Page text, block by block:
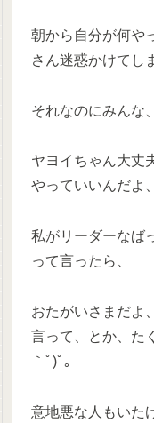
朝から自分が何や
さん迷惑かけてし
それなのにみんな、
ヤヨイちゃん大丈
やっていいんだよ、
私がリーダーなば
って言ったら、
おたがいさまだよ
言って、とか、た
｀ﾟ)ﾟ。
意地悪な人もいた